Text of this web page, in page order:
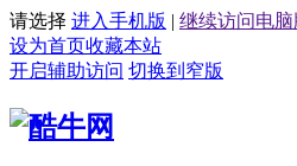
请选择 进入手机版 | 继续访问电脑
设为首页收藏本站
开启辅助访问 切换到窄版